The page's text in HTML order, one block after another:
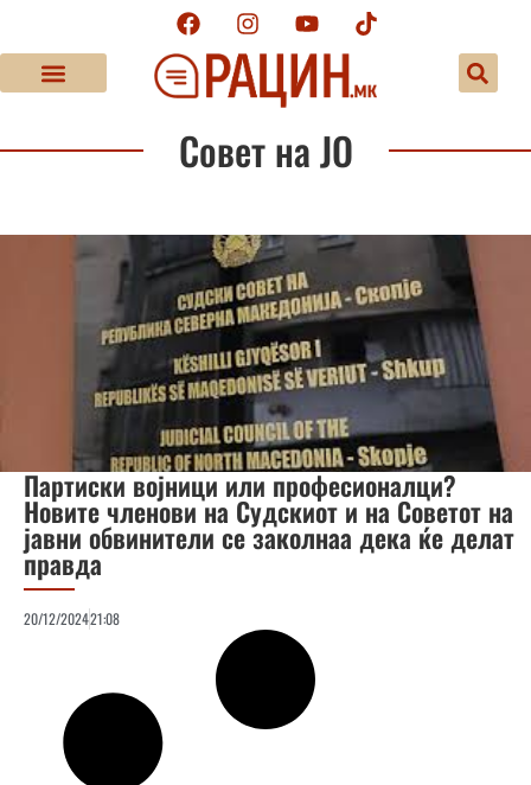
Совет на ЈО
Партиски војници или професионалци?
Новите членови на Судскиот и на Советот на
јавни обвинители се заколнаа дека ќе делат
правда
20/12/202421:08